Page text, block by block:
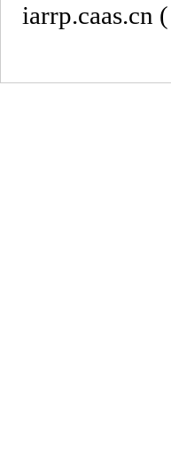
iarrp.caas.cn (